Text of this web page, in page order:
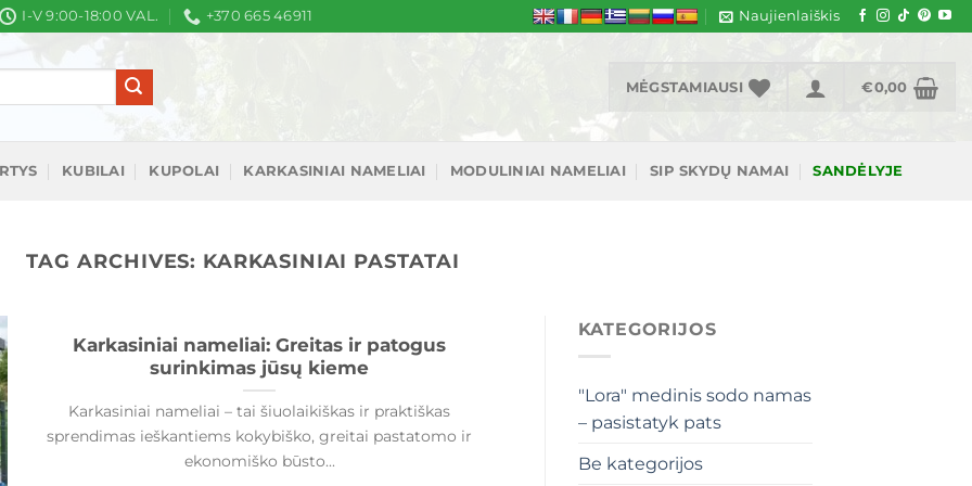
I-V 9:00-18:00 VAL. +370 665 46911 Naujienlaiškis
MĖGSTAMIAUSI €0,00
KUBILAI KUPOLAI KARKASINIAI NAMELIAI MODULINIAI NAMELIAI SIP SKYDŲ NAMAI SANDĖLYJE
TAG ARCHIVES: KARKASINIAI PASTATAI
Karkasiniai nameliai: Greitas ir patogus
surinkimas jūsų kieme
Karkasiniai nameliai – tai šiuolaikiškas ir praktiškas
sprendimas ieškantiems kokybiško, greitai pastatomo ir
ekonomiško būsto...
KATEGORIJOS
"Lora" medinis sodo namas
– pasistatyk pats
Be kategorijos